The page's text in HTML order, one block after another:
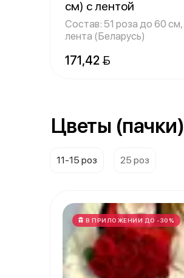
см) с лентой
Состав: 51 роза до 60 см,
лента (Беларусь)
171,42 
Цветы (пачки)
11-15 роз 25 роз
В ПРИЛОЖЕНИИ ДО -30%